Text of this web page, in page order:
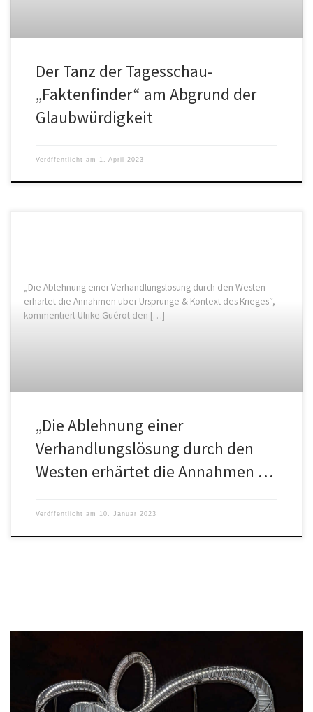
Der Tanz der Tagesschau-
„Faktenfinder“ am Abgrund der
Glaubwürdigkeit
Veröffentlicht am 1. April 2023
„Die Ablehnung einer Verhandlungslösung durch den Westen
erhärtet die Annahmen über Ursprünge & Kontext des Krieges“,
kommentiert Ulrike Guérot den […]
„Die Ablehnung einer
Verhandlungslösung durch den
Westen erhärtet die Annahmen …
Veröffentlicht am 10. Januar 2023